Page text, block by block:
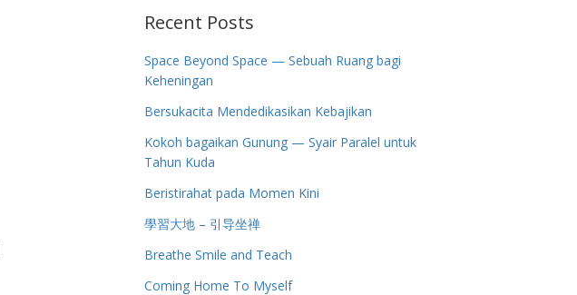
Recent Posts
Space Beyond Space — Sebuah Ruang bagi
Keheningan
Bersukacita Mendedikasikan Kebajikan
Kokoh bagaikan Gunung — Syair Paralel untuk
Tahun Kuda
Beristirahat pada Momen Kini
學習大地 – 引导坐禅
Breathe Smile and Teach
Coming Home To Myself